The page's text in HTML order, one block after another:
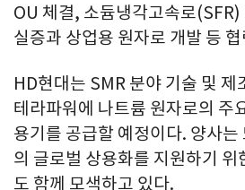
OU 체결, 소듐냉각고속로(SFR)
실증과 상업용 원자로 개발 등
HD현대는 SMR 분야 기술 및 제
테라파워에 나트륨 원자로의 주
용기를 공급할 예정이다. 양사는
의 글로벌 상용화를 지원하기 위
도 함께 모색하고 있다.